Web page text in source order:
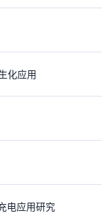
化应用
电应用研究